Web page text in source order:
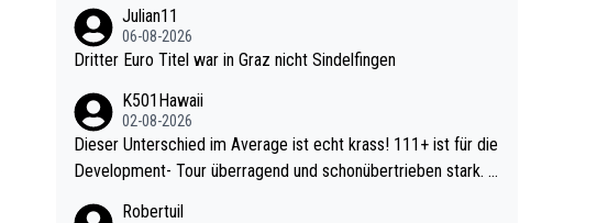
Julian11
06-08-2026
Dritter Euro Titel war in Graz nicht Sindelfingen
K501Hawaii
02-08-2026
Dieser Unterschied im Average ist echt krass! 111+ ist für die
Development- Tour überragend und schonübertrieben stark. U
Robertuil